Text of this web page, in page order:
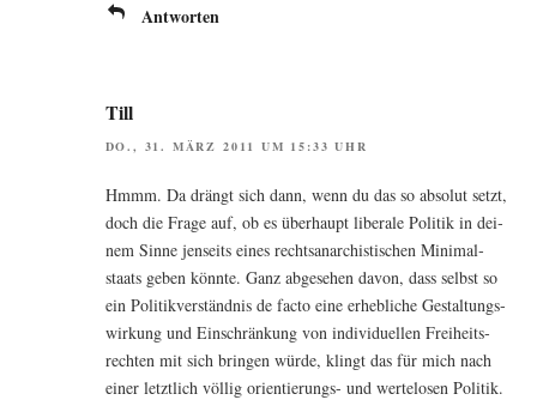
Antworten
Till
DO., 31. MÄRZ 2011 UM 15:33 UHR
Hmmm. Da drängt sich dann, wenn du das so abso­lut setzt,
doch die Fra­ge auf, ob es über­haupt libe­ra­le Poli­tik in dei­
nem Sin­ne jen­seits eines rechts­an­ar­chis­ti­schen Mini­mal­
staats geben könn­te. Ganz abge­se­hen davon, dass selbst so
ein Poli­tik­ver­ständ­nis de fac­to eine erheb­li­che Gestal­tungs­
wir­kung und Ein­schrän­kung von indi­vi­du­el­len Frei­heits­
rech­ten mit sich brin­gen wür­de, klingt das für mich nach
einer letzt­lich völ­lig ori­en­tie­rungs- und wer­te­lo­sen Poli­tik.